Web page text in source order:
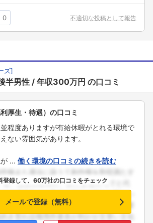
0 不適切な投稿として報告
ズ]
半男性 年収300万円 の口コミ
厚生・待遇）の口コミ
程度ありますが有給休暇がとれる環境で
ない雰囲気があります。
... 働く環境の口コミの続きを読む
登録して、60万社の口コミをチェック
メールで登録（無料）